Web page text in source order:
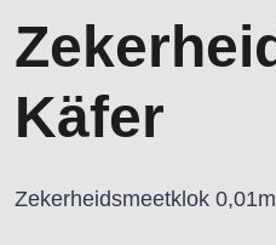
Käfer
Zekerheidsmeetklok